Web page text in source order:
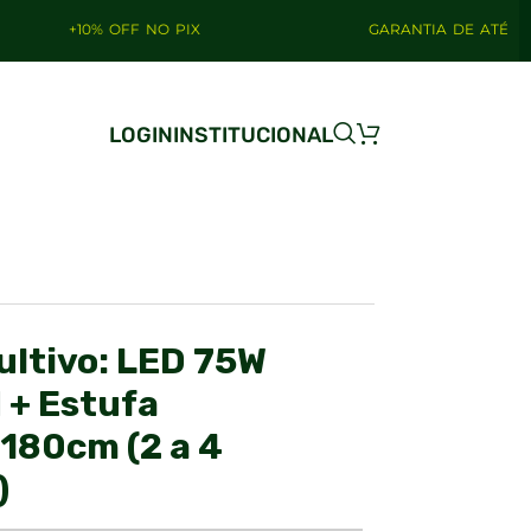
OFF NO PIX GARANTIA DE ATÉ 4 ANOS
LOGININSTITUCIONAL
LED 75W
+ Estufa
(2 a 4